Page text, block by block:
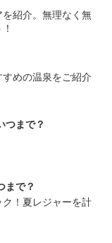
紹介。無理なく無
めの温泉をご紹介
つまで？
まで？
！夏レジャーを計